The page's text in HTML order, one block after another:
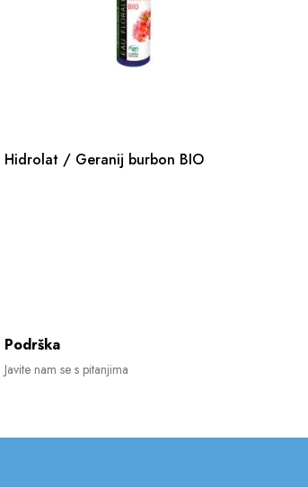
Hidrolat / Geranij burbon BIO
Podrška
Javite nam se s pitanjima